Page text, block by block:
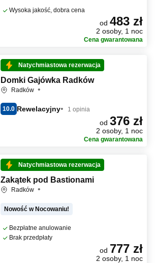
Wysoka jakość, dobra cena
od 483 zł
2 osoby, 1 noc
Cena gwarantowana
Natychmiastowa rezerwacja
Domki Gajówka Radków
Radków
10.0 Rewelacyjny 1 opinia
od 376 zł
2 osoby, 1 noc
Cena gwarantowana
Natychmiastowa rezerwacja
Zakątek pod Bastionami
Radków
Nowość w Nocowaniu!
Bezpłatne anulowanie
Brak przedpłaty
od 777 zł
2 osoby, 1 noc